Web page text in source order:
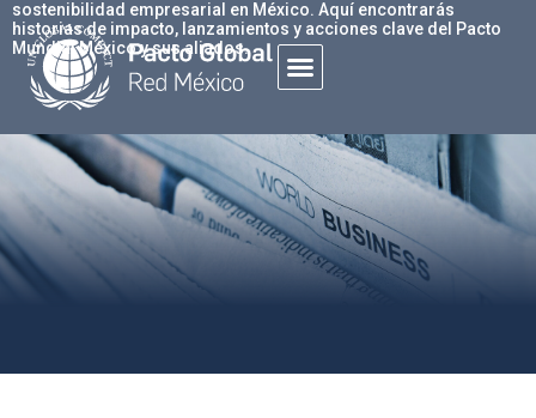
sostenibilidad empresarial en México. Aquí encontrarás
historias de impacto, lanzamientos y acciones clave del Pacto
Mundial México y sus aliados.